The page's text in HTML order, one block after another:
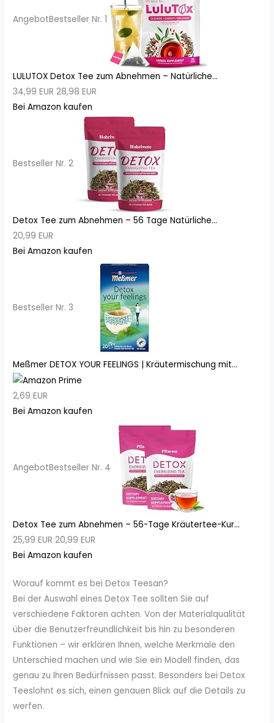
AngebotBestseller Nr. 1
LULUTOX Detox Tee zum Abnehmen – Natürliche...
34,99 EUR 28,98 EUR
Bei Amazon kaufen
Bestseller Nr. 2
Detox Tee zum Abnehmen – 56 Tage Natürliche...
20,99 EUR
Bei Amazon kaufen
Bestseller Nr. 3
Meßmer DETOX YOUR FEELINGS | Kräutermischung mit...
2,69 EUR
Bei Amazon kaufen
AngebotBestseller Nr. 4
Detox Tee zum Abnehmen – 56-Tage Kräutertee-Kur...
25,99 EUR 20,99 EUR
Bei Amazon kaufen
Worauf kommt es bei Detox Teesan?
Bei der Auswahl eines Detox Tee sollten Sie auf
verschiedene Faktoren achten. Von der Materialqualität
über die Benutzerfreundlichkeit bis hin zu besonderen
Funktionen – wir erklären Ihnen, welche Merkmale den
Unterschied machen und wie Sie ein Modell finden, das
genau zu Ihren Bedürfnissen passt. Besonders bei Detox
Teeslohnt es sich, einen genauen Blick auf die Details zu
werfen.